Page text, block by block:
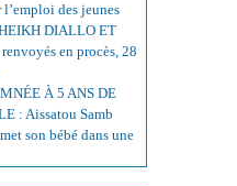
l’emploi des jeunes
DIALLO ET
en procès, 28
À 5 ANS DE
: Aissatou Samb
son bébé dans une